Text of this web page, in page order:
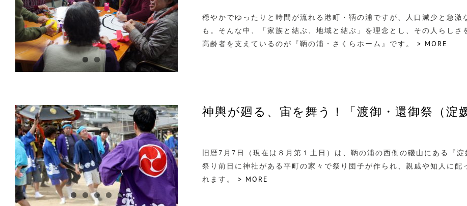
穏やかでゆったりと時間が流れる港町・鞆の浦ですが、人口減少と急
も。そんな中、「家族と結ぶ、地域と結ぶ」を理念とし、その人らし
高齢者を支えているのが『鞆の浦・さくらホーム』です。 > MORE
神輿が廻る、宙を舞う！「渡御・還御祭（淀
旧暦7月7日（現在は８月第１土日）は、鞆の浦の西側の磯山にある『
祭り前日に神社がある平町の家々で祭り団子が作られ、親戚や知人に
れます。 > MORE